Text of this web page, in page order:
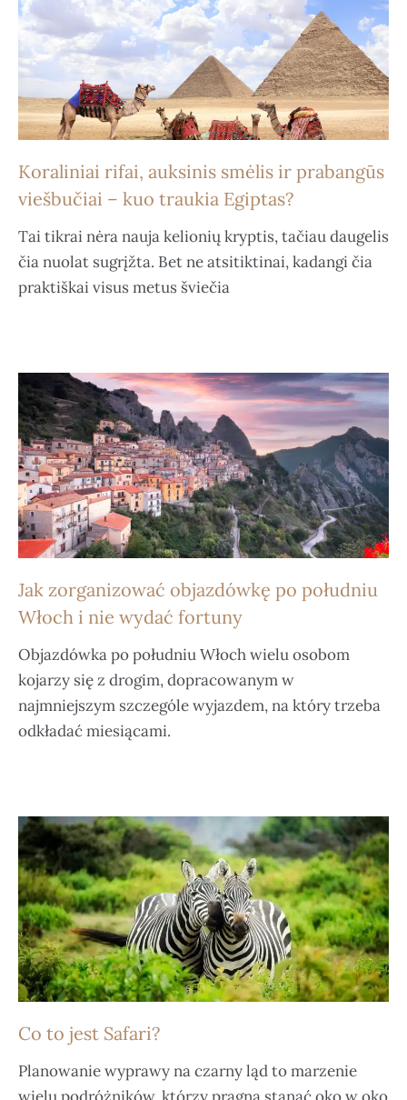
Koraliniai rifai, auksinis smėlis ir prabangūs
viešbučiai – kuo traukia Egiptas?
Tai tikrai nėra nauja kelionių kryptis, tačiau daugelis
čia nuolat sugrįžta. Bet ne atsitiktinai, kadangi čia
praktiškai visus metus šviečia
Jak zorganizować objazdówkę po południu
Włoch i nie wydać fortuny
Objazdówka po południu Włoch wielu osobom
kojarzy się z drogim, dopracowanym w
najmniejszym szczególe wyjazdem, na który trzeba
odkładać miesiącami.
Co to jest Safari?
Planowanie wyprawy na czarny ląd to marzenie